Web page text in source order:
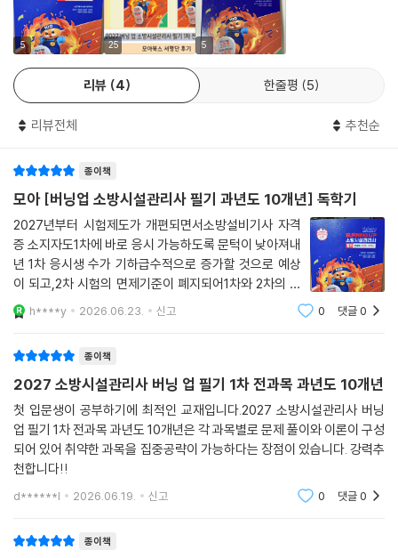
5 25 5
리뷰 4 한줄평 5
리뷰전체 추천순
종이책
모아 [버닝업 소방시설관리사 필기 과년도 10개년] 독학기
2027년부터 시험제도가 개편되면서소방설비기사 자격
증 소지자도1차에 바로 응시 가능하도록 문턱이 낮아져내
년 1차 응시생 수가 기하급수적으로 증가할 것으로 예상
이 되고,2차 시험의 면제기준이 폐지되어1차와 2차의 연
계성을 고려한체계적 공부가 이루어져야 할 것으로 보인
다.높은 합격률을 보여주는 모아에서 벌써 2027년 시험
h****y 2026.06.23. 신고 0 댓글0
종이책
2027 소방시설관리사 버닝 업 필기 1차 전과목 과년도 10개년
첫 입문생이 공부하기에 최적인 교재입니다.2027 소방시설관리사 버닝
업 필기 1차 전과목 과년도 10개년은 각 과목별로 문제 풀이와 이론이 구성
되어 있어 취약한 과목을 집중공략이 가능하다는 장점이 있습니다. 강력추
천합니다!!
d******l 2026.06.19. 신고 0 댓글0
종이책